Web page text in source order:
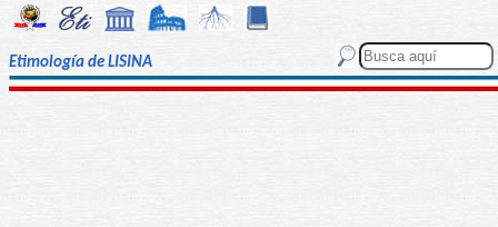
Etimología de LISINA